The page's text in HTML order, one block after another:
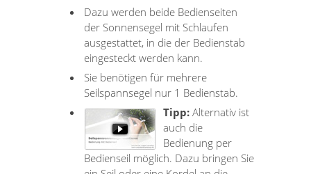
Dazu werden beide Bedienseiten
der Sonnensegel mit Schlaufen
ausgestattet, in die der Bedienstab
eingesteckt werden kann.
Sie benötigen für mehrere
Seilspannsegel nur 1 Bedienstab.
Tipp: Alternativ ist
auch die
Bedienung per
Bedienseil möglich. Dazu bringen Sie